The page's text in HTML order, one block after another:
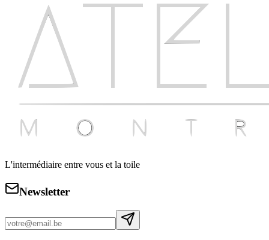
L'intermédiaire entre vous et la toile
Newsletter